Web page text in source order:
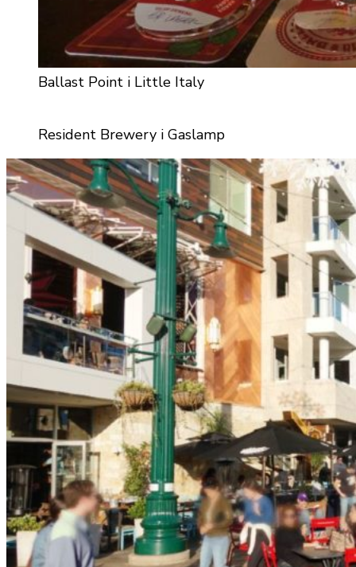
Ballast Point i Little Italy
Resident Brewery i Gaslamp